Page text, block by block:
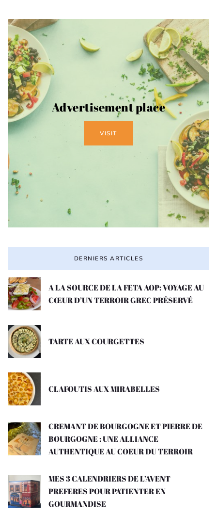
Advertisement place
VISIT
DERNIERS ARTICLES
A LA SOURCE DE LA FETA AOP: VOYAGE AU
CŒUR D’UN TERROIR GREC PRÉSERVÉ
TARTE AUX COURGETTES
CLAFOUTIS AUX MIRABELLES
CREMANT DE BOURGOGNE ET PIERRE DE
BOURGOGNE : UNE ALLIANCE
AUTHENTIQUE AU COEUR DU TERROIR
MES 3 CALENDRIERS DE L’AVENT
PREFERES POUR PATIENTER EN
GOURMANDISE